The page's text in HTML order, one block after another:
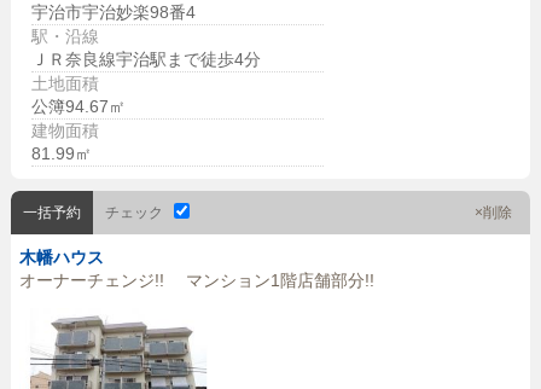
宇治市宇治妙楽98番4
駅・沿線
ＪＲ奈良線宇治駅まで徒歩4分
土地面積
公簿94.67㎡
建物面積
81.99㎡
一括予約 チェック ×削除
木幡ハウス
オーナーチェンジ!! マンション1階店舗部分!!